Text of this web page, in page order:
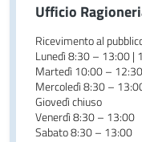
Ufficio
Ricevimento al
Lunedì 8:30 – 13:00 |
Martedì 10:00 – 12:30
Mercoledì 8:30 –
Giovedì chiuso
Venerdì 8:30 – 13:00
Sabato 8:30 – 13:00